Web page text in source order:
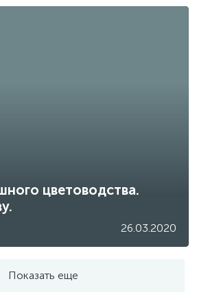
цветоводства.
26.03.2020
Показать еще